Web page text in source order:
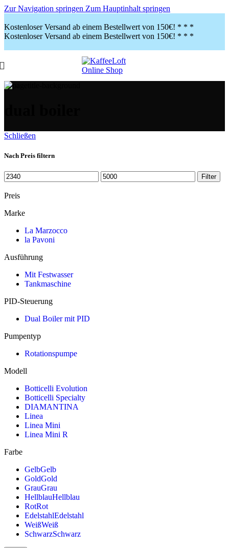
Zur Navigation springen Zum Hauptinhalt springen
Kostenloser Versand ab einem Bestellwert von 150€! * * *
Kostenloser Versand ab einem Bestellwert von 150€! * * *
Schließen
Nach Preis filtern
Filter
Preis
Marke
La Marzocco
la Pavoni
Ausführung
Mit Festwasser
Tankmaschine
PID-Steuerung
Dual Boiler mit PID
Pumpentyp
Rotationspumpe
Modell
Botticelli Evolution
Botticelli Specialty
DIAMANTINA
Linea
Linea Mini
Linea Mini R
Farbe
GelbGelb
GoldGold
GrauGrau
HellblauHellblau
RotRot
EdelstahlEdelstahl
WeißWeiß
SchwarzSchwarz